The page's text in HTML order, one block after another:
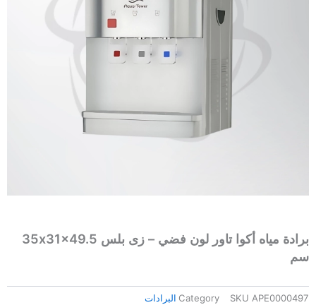
برادة مياه أكوا تاور لون فضي – زى بلس 35x31x49.5
سم
SKU APE0000497
Category البرادات